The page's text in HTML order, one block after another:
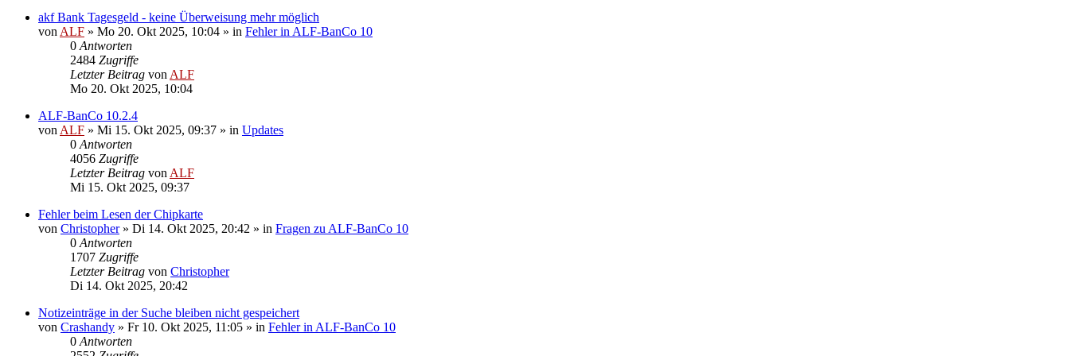
akf Bank Tagesgeld - keine Überweisung mehr möglich
von ALF » Mo 20. Okt 2025, 10:04 » in Fehler in ALF-BanCo 10
0 Antworten
2484 Zugriffe
Letzter Beitrag von ALF
Mo 20. Okt 2025, 10:04
ALF-BanCo 10.2.4
von ALF » Mi 15. Okt 2025, 09:37 » in Updates
0 Antworten
4056 Zugriffe
Letzter Beitrag von ALF
Mi 15. Okt 2025, 09:37
Fehler beim Lesen der Chipkarte
von Christopher» Di 14. Okt 2025, 20:42 » in Fragen zu ALF-BanCo 10
0 Antworten
1707 Zugriffe
Letzter Beitrag von Christopher
Di 14. Okt 2025, 20:42
Notizeinträge in der Suche bleiben nicht gespeichert
von Crashandy » Fr 10. Okt 2025, 11:05 » in Fehler in ALF-BanCo 10
0 Antworten